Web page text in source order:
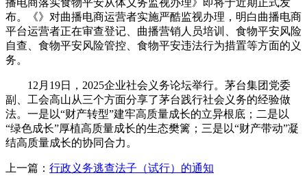
布。《》对曲播电商运营者实施严酷监视办理，明白曲播电商
平台运营者正在审查登记、曲播营销人员培训、食物平安风险
自查、食物平安风险管控、食物平安违法行为措置等方面的义
务。
12月19日，2025企业社会义务论坛举行。茅台集团党委
副、工会高山从三个方面分享了茅台践行社会义务的经验做
法。一是以“财产转型”建牢高质量成长的立异根底；二是以
“绿色成长”厚植高质量成长的生态樊篱；三是以“财产带动”凝
结高质量成长的协同合力。
上一篇： 行政义务逃查法子（试行）的通知